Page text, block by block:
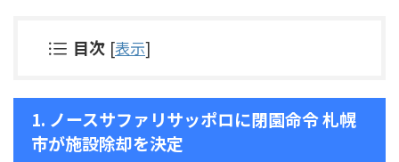
目次 [表示]
1. ノースサファリサッポロに閉園命令 札幌
市が施設除却を決定